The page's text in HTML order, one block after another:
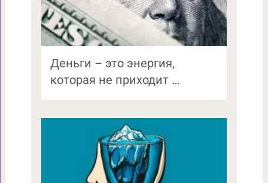
Деньги – это энергия,
которая не приходит …